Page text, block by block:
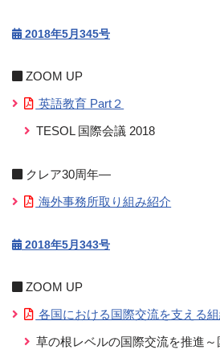
2018年5月345号
ZOOM UP
英語教育 Part２
TESOL 国際会議 2018
クレア30周年―
海外事務所取り組み紹介
2018年5月343号
ZOOM UP
各国における国際交流を支える
草の根レベルの国際交流を推進～